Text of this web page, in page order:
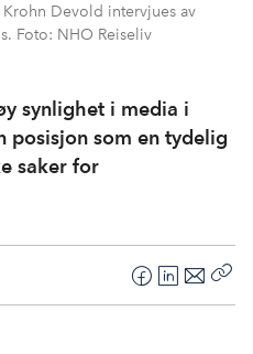
Devold intervjues av
Foto: NHO Reiseliv
synlighet i media i
posisjon som en tydelig
saker for
F
L
E